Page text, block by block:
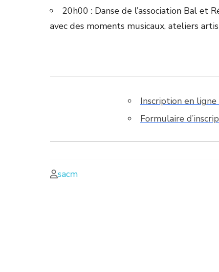
20h00 : Danse de l’association Bal et
avec des moments musicaux, ateliers
Inscription en
Formulaire
sacm